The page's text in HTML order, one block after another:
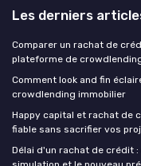
Les derniers
Comparer un rachat de
plateforme de
Comment look and fin
crowdlending immobilier
Happy capital et rachat de
fiable sans sacrifier vos
Délai d'un rachat de crédit